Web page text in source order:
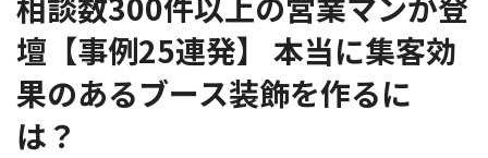
壇【事例25連発】 本当に集客効
果のあるブース装飾を作るに
は？